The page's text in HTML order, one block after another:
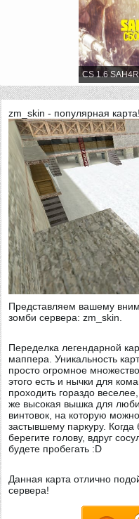
CS 1.6
zm_skin - популярная карта!
Представляем вашему
зомби сервера: zm_skin.
Переделка легендарной
маппера.Уникальность
просто огромное
этого есть и нычки для
проходить гораздо
же высокая вышка для
винтовок, на которую
застывшему паркуру. Когда
берегите голову, вдруг
будете пробегать :D
Данная карта отлично
сервера!